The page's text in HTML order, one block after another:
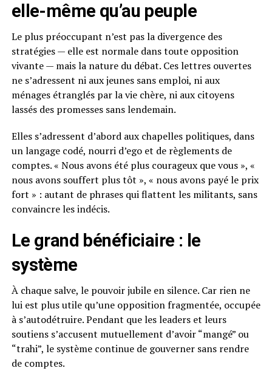
elle-même qu’au peuple
Le plus préoccupant n’est pas la divergence des
stratégies — elle est normale dans toute opposition
vivante — mais la nature du débat. Ces lettres ouvertes
ne s’adressent ni aux jeunes sans emploi, ni aux
ménages étranglés par la vie chère, ni aux citoyens
lassés des promesses sans lendemain.
Elles s’adressent d’abord aux chapelles politiques, dans
un langage codé, nourri d’ego et de règlements de
comptes. « Nous avons été plus courageux que vous », «
nous avons souffert plus tôt », « nous avons payé le prix
fort » : autant de phrases qui flattent les militants, sans
convaincre les indécis.
Le grand bénéficiaire : le
système
À chaque salve, le pouvoir jubile en silence. Car rien ne
lui est plus utile qu’une opposition fragmentée, occupée
à s’autodétruire. Pendant que les leaders et leurs
soutiens s’accusent mutuellement d’avoir “mangé” ou
“trahi”, le système continue de gouverner sans rendre
de comptes.